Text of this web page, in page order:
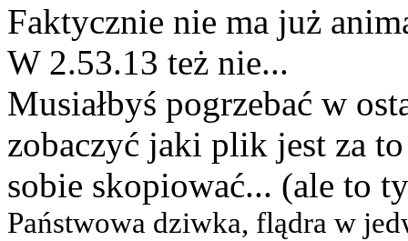
Faktycznie nie ma już
W 2.53.13 też nie...
Musiałbyś pogrzebać w
zobaczyć jaki plik jest za
sobie skopiować... (ale to
Państwowa dziwka, flądra w